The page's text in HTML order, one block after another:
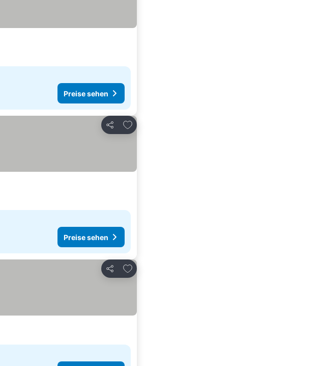
Preise sehen
Teilen
Zu Favoriten hinzufügen
Preise sehen
Teilen
Zu Favoriten hinzufügen